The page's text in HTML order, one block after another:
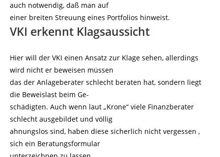
auch notwendig, daß man auf
einer breiten Streuung eines Portfolios hinweist.
VKI erkennt Klagsaussicht
Hier will der VKI einen Ansatz zur Klage sehen, allerdings
wird nicht er beweisen müssen
das der Anlageberater schlecht beraten hat, sondern liegt
die Beweislast beim Ge-
schädigten. Auch wenn laut „Krone“ viele Finanzberater
schlecht ausgebildet und völlig
ahnungslos sind, haben diese sicherlich nicht vergessen ,
sich ein Beratungsformular